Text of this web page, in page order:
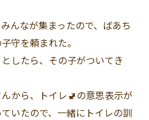
んなが集まったので、ばあち
守を頼まれた。
したら、その子がついてき
から、トイレ🚽の意思表示が
いたので、一緒にトイレの訓